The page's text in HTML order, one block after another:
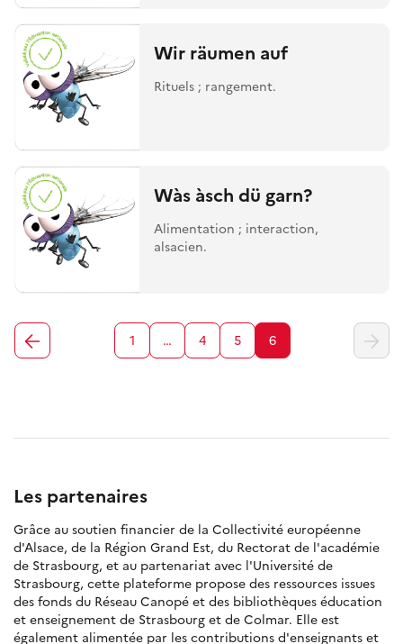
Wir räumen auf
Rituels ; rangement.
Wàs àsch dü garn?
Alimentation ; interaction,
alsacien.
1 … 4 5 6
Les partenaires
Grâce au soutien financier de la Collectivité européenne
d'Alsace, de la Région Grand Est, du Rectorat de l'académie
de Strasbourg, et au partenariat avec l'Université de
Strasbourg, cette plateforme propose des ressources issues
des fonds du Réseau Canopé et des bibliothèques éducation
et enseignement de Strasbourg et de Colmar. Elle est
également alimentée par les contributions d'enseignants et